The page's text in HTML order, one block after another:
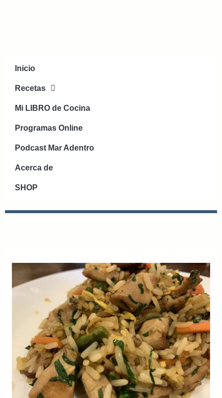
Inicio
Recetas
Mi LIBRO de Cocina
Programas Online
Podcast Mar Adentro
Acerca de
SHOP